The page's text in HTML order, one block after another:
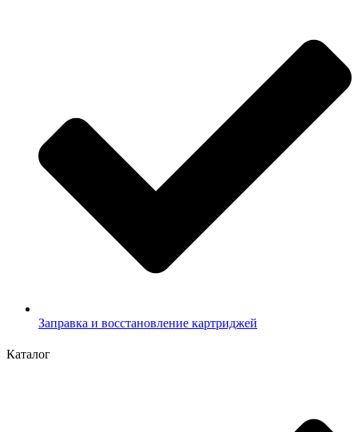
Заправка и восстановление картриджей
Каталог